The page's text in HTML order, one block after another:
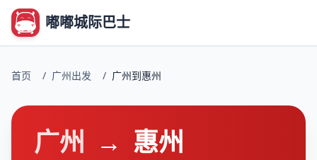
嘟嘟城际巴士
首页 / 广州出发 / 广州到惠州
广州 → 惠州